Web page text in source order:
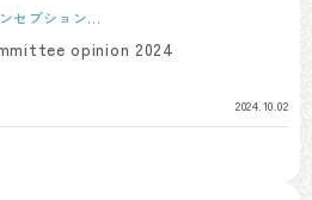
セプションケ
opinion 2024
2024.10.02